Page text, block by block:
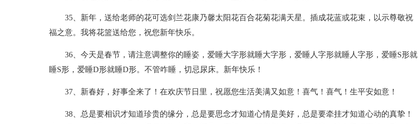
35、新年，送给老师的花可选剑兰花康乃馨太阳花百合花菊花满天星。插成花蓝或花束，以示尊敬祝
福之意。我将花篮送给您，祝您新年快乐。
36、今天是春节，请注意调整你的睡姿，爱睡大字形就睡大字形，爱睡人字形就睡人字形，爱睡S形就
睡S形，爱睡D形就睡D形。不管咋睡，切忌尿床。新年快乐！
37、新春好，好事全来了！在欢庆节日里，祝愿您生活美满又如意！喜气！喜气！生平安如意！
38、总是要相识才知道珍贵的缘分，总是要思念才知道心情是美好，总是要牵挂才知道心动的真挚！